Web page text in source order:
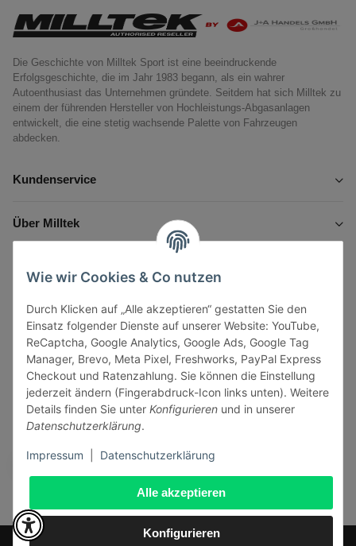
Alle akzeptieren
Konfigurieren
Wie wir Cookies & Co nutzen
Durch Klicken auf „Alle akzeptieren“ gestatten Sie den
Einsatz folgender Dienste auf unserer Website: YouTube,
ReCaptcha, Google Analytics, Google Ads, Google Tag
Manager, Brevo, Meta Pixel, Freshworks, PayPal Express
Checkout und Ratenzahlung. Sie können die Einstellung
jederzeit ändern (Fingerabdruck-Icon links unten). Weitere
Details finden Sie unter Konfigurieren und in unserer
Datenschutzerklärung.
Impressum Datenschutzerklärung
Die Geschichte von Milltek Sport ist eine beeindruckende
Erfolgsgeschichte, die im Jahr 1983 begann, als ein wahrer
Autoenthusiast das Unternehmen gründete. Seitdem hat sich Milltek zu
einem der führenden Hersteller von Hochleistungs-Abgasanlagen
entwickelt, die eine stetig wachsende Palette von Fahrzeugen
abdecken.
Kundenservice
Über Milltek
Gesetzliche Informationen
Vertrag widerrufen
Sicher bezahlen via: